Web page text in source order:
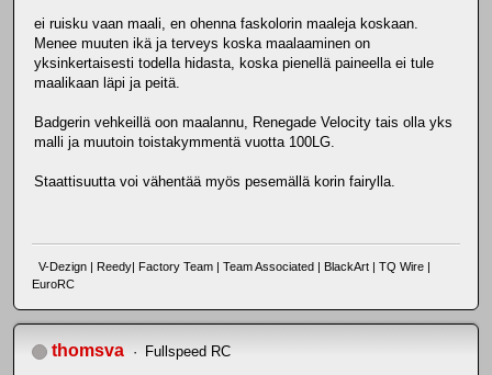
ei ruisku vaan maali, en ohenna faskolorin maaleja koskaan.
Menee muuten ikä ja terveys koska maalaaminen on
yksinkertaisesti todella hidasta, koska pienellä paineella ei tule
maalikaan läpi ja peitä.
Badgerin vehkeillä oon maalannu, Renegade Velocity tais olla yks
malli ja muutoin toistakymmentä vuotta 100LG.
Staattisuutta voi vähentää myös pesemällä korin fairylla.
V-Dezign | Reedy| Factory Team | Team Associated | BlackArt | TQ Wire |
EuroRC
thomsva Fullspeed RC